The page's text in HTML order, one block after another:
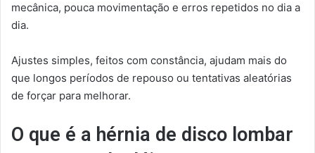
mecânica, pouca movimentação e erros repetidos no dia a
dia.
Ajustes simples, feitos com constância, ajudam mais do
que longos períodos de repouso ou tentativas aleatórias
de forçar para melhorar.
O que é a hérnia de disco lombar